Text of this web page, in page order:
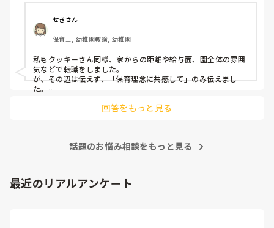
出産等で、幾度か開腹手術をしましたが、翌日には歩けまし
たし…
今回は、今少し治まっている痛みがぶり返したどうしようと
いう思いもあり、ちょっと無理かも…と思い始めています。
まだ急性期ということと、昔、夫が腰を痛めてすぐに整骨院
に行ってより酷くなって帰ってきたことがあり、怖くて行け
皆さんは、志望動機をどのように答えていますか？また、本
音はどうですか？
せきさん
保育士, 幼稚園教諭, 幼稚園
私もクッキーさん同様、家からの距離や給与面、園全体の雰囲
気などで転職をしました。
が、その辺は伝えず、「保育理念に共感して」のみ伝えまし
た。
回答をもっと見る
話題のお悩み相談をもっと見る
最近のリアルアンケート